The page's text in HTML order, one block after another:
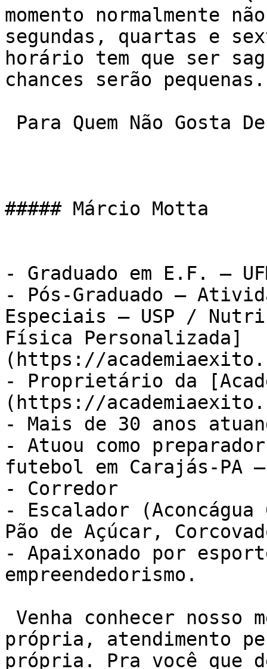
momento normalmente
segundas, quartas e
horário tem que ser
chances serão pequenas.
##### Márcio Motta
- Graduado em E.F. –
- Pós-Graduado –
Especiais – USP /
Física Personalizada]
(https://
- Proprietário da
(https://
- Mais de 30 anos
- Atuou como
futebol em Carajás-PA –
- Corredor
- Escalador
Pão de Açúcar,
- Apaixonado por
empreendedorismo.
própria, atendimento
própria. Pra você que